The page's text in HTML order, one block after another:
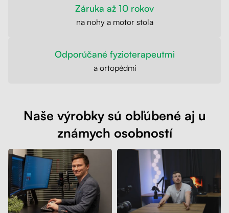
Záruka až 10 rokov
na nohy a motor stola
Odporúčané fyzioterapeutmi
a ortopédmi
Naše výrobky sú obľúbené aj u
známych osobností